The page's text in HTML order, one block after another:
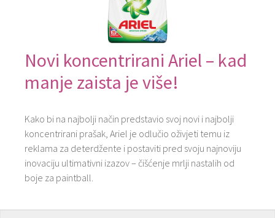
Novi koncentrirani Ariel – kad
manje zaista je više!
Kako bi na najbolji način predstavio svoj novi i najbolji
koncentrirani prašak, Ariel je odlučio oživjeti temu iz
reklama za deterdžente i postaviti pred svoju najnoviju
inovaciju ultimativni izazov – čišćenje mrlji nastalih od
boje za paintball.